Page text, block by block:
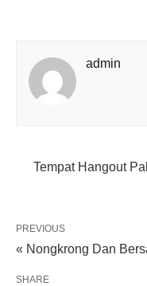
admin
Tempat Hangout
PREVIOUS
« Nongkrong Dan
SHARE